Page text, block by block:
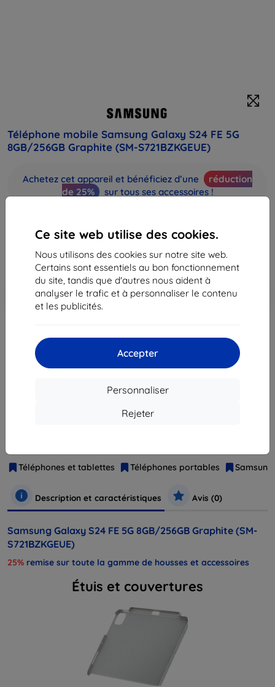
Ce site web utilise des cookies.
Nous utilisons des cookies sur notre site web.
Certains sont essentiels au bon fonctionnement
du site, tandis que d'autres nous aident à
analyser le trafic et à personnaliser le contenu
et les publicités.
Accepter
Personnaliser
Rejeter
Téléphone mobile Samsung Galaxy S24 FE 5G
8GB/256GB Graphite (SM-S721BZKGEUE)
Achetez cet appareil et bénéficiez d’une
réduction
de 25%
sur tous ses accessoires !
811,90 €
353,61 €
-10%
Réduction avec coupon
EXTRA10
Ajouter au
panier
épuisé
épuisé
Téléphones et tablettes
Téléphones portables Samsung
Description et caractéristiques Avis (0)
Samsung Galaxy S24 FE 5G 8GB/256GB Graphite (SM-
S721BZKGEUE)
25% remise sur toute la gamme de housses et accessoires
Étuis et couvertures